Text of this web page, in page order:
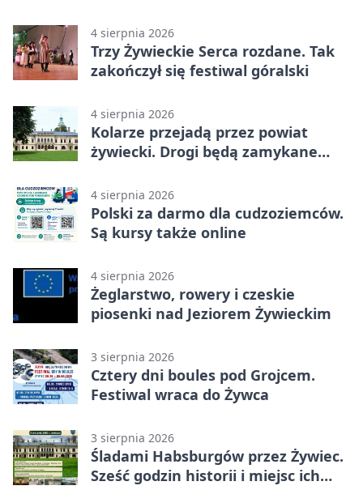
4 sierpnia 2026
Trzy Żywieckie Serca rozdane. Tak
zakończył się festiwal góralski
4 sierpnia 2026
Kolarze przejadą przez powiat
żywiecki. Drogi będą zamykane
4 sierpnia 2026
Polski za darmo dla cudzoziemców.
Są kursy także online
4 sierpnia 2026
Żeglarstwo, rowery i czeskie
piosenki nad Jeziorem Żywieckim
3 sierpnia 2026
Cztery dni boules pod Grojcem.
Festiwal wraca do Żywca
3 sierpnia 2026
Śladami Habsburgów przez Żywiec.
Sześć godzin historii i miejsc ich